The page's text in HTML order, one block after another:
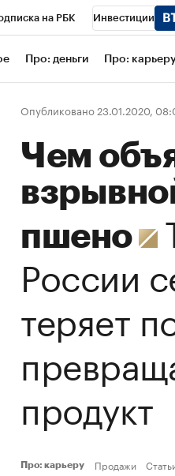
на РБК Инвестиции
управления РБК РБК
наличной валюты
Про: деньги Про:
Опубликовано 23.01.2020,
Чем
пшено
России
теряет
продукт
Про: карьеру Продажи